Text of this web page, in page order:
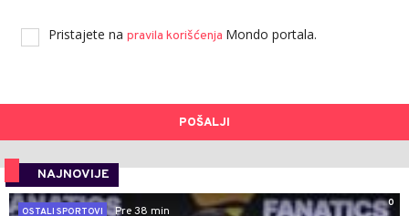
Pristajete na pravila korišćenja Mondo portala.
POŠALJI
NAJNOVIJE
0
OSTALI SPORTOVI
Pre 38 min